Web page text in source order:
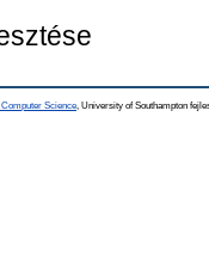
Science , University of Southampton